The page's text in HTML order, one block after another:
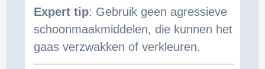
Expert tip: Gebruik geen agressieve
schoonmaakmiddelen, die kunnen het
gaas verzwakken of verkleuren.